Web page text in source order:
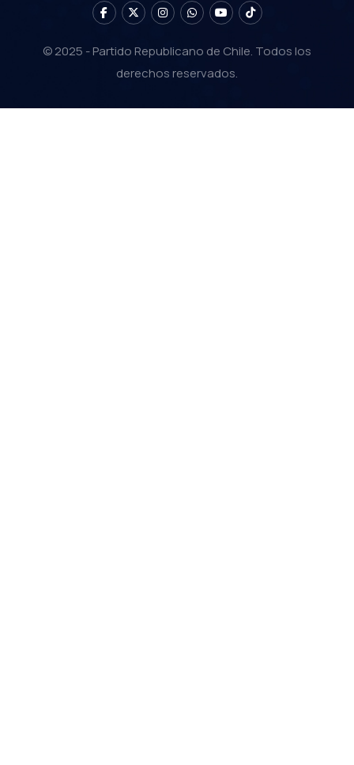
© 2025 - Partido Republicano de Chile. Todos los
derechos reservados.